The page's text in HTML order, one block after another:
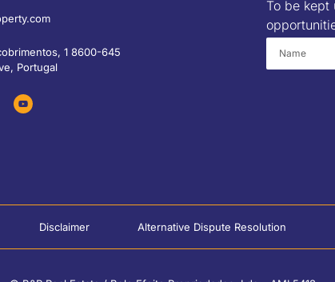
1 8600-645
Portugal
To be
Disclaimer Alternative Dispute Resolution